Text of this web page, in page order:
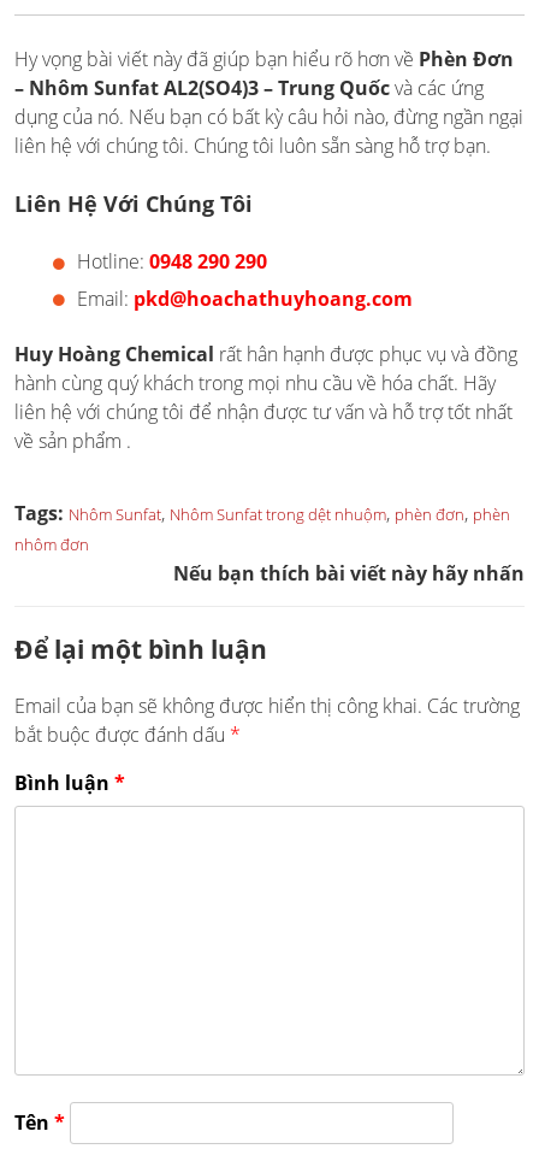
Hy vọng bài viết này đã giúp bạn hiểu rõ hơn về Phèn Đơn
– Nhôm Sunfat AL2(SO4)3 – Trung Quốcvà các ứng
dụng của nó. Nếu bạn có bất kỳ câu hỏi nào, đừng ngần ngại
liên hệ với chúng tôi. Chúng tôi luôn sẵn sàng hỗ trợ bạn.
Liên Hệ Với Chúng Tôi
Hotline: 0948 290 290
Email: pkd@hoachathuyhoang.com
Huy Hoàng Chemical rất hân hạnh được phục vụ và đồng
hành cùng quý khách trong mọi nhu cầu về hóa chất. Hãy
liên hệ với chúng tôi để nhận được tư vấn và hỗ trợ tốt nhất
về sản phẩm .
Tags: Nhôm Sunfat, Nhôm Sunfat trong dệt nhuộm, phèn đơn, phèn
nhôm đơn
Nếu bạn thích bài viết này hãy nhấn
Để lại một bình luận
Email của bạn sẽ không được hiển thị công khai. Các trường
bắt buộc được đánh dấu *
Bình luận *
Tên *